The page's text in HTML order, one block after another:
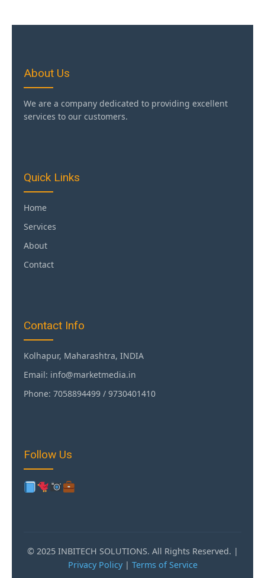
About Us
We are a company dedicated to providing excellent
services to our customers.
Quick Links
Home
Services
About
Contact
Contact Info
Kolhapur, Maharashtra, INDIA
Email: info@marketmedia.in
Phone: 7058894499 / 9730401410
Follow Us
© 2025 INBITECH SOLUTIONS. All Rights Reserved. |
Privacy Policy| Terms of Service